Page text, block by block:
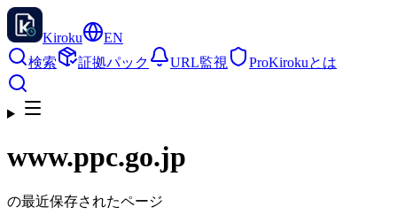
Kiroku
EN
検索
証拠パック URL監視 ProKirokuとは
www.ppc.go.jp
の最近保存されたページ